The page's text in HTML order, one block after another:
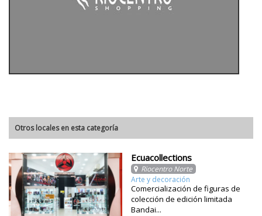
Otros locales en esta categoría
Ecuacollections
Riocentro Norte
Arte y decoración
Comercialización de figuras de
colección de edición limitada
Bandai...